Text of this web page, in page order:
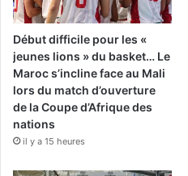
Début difficile pour les «
jeunes lions » du basket… Le
Maroc s’incline face au Mali
lors du match d’ouverture
de la Coupe d’Afrique des
nations
il y a 15 heures